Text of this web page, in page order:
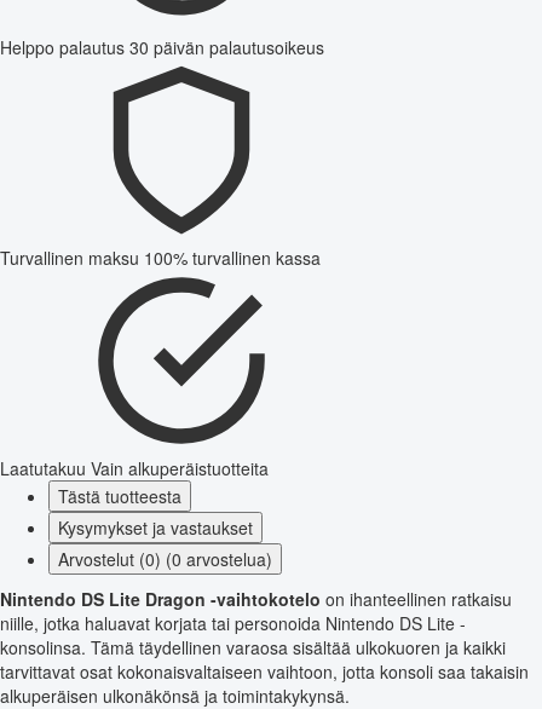
Helppo palautus 30 päivän palautusoikeus
Turvallinen maksu 100% turvallinen kassa
Laatutakuu Vain alkuperäistuotteita
Tästä tuotteesta
Kysymykset ja vastaukset
Arvostelut (0) (0 arvostelua)
Nintendo DS Lite Dragon -vaihtokotelo on ihanteellinen ratkaisu
niille, jotka haluavat korjata tai personoida Nintendo DS Lite -
konsolinsa. Tämä täydellinen varaosa sisältää ulkokuoren ja kaikki
tarvittavat osat kokonaisvaltaiseen vaihtoon, jotta konsoli saa takaisin
alkuperäisen ulkonäkönsä ja toimintakykynsä.